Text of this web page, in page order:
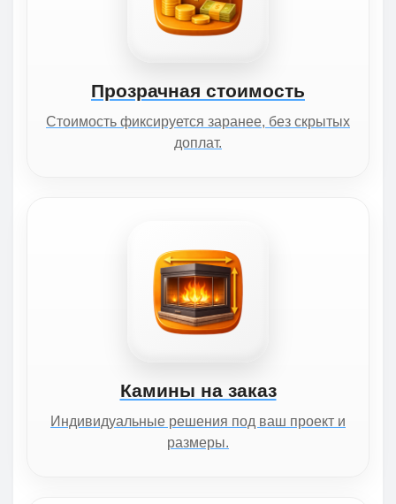
Прозрачная стоимость
Стоимость фиксируется заранее, без скрытых
доплат.
Камины на заказ
Индивидуальные решения под ваш проект и
размеры.